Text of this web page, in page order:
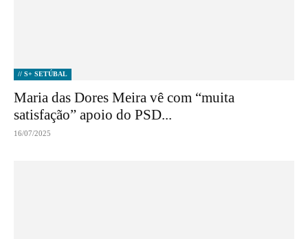
// S+ SETÚBAL
Maria das Dores Meira vê com “muita
satisfação” apoio do PSD...
16/07/2025